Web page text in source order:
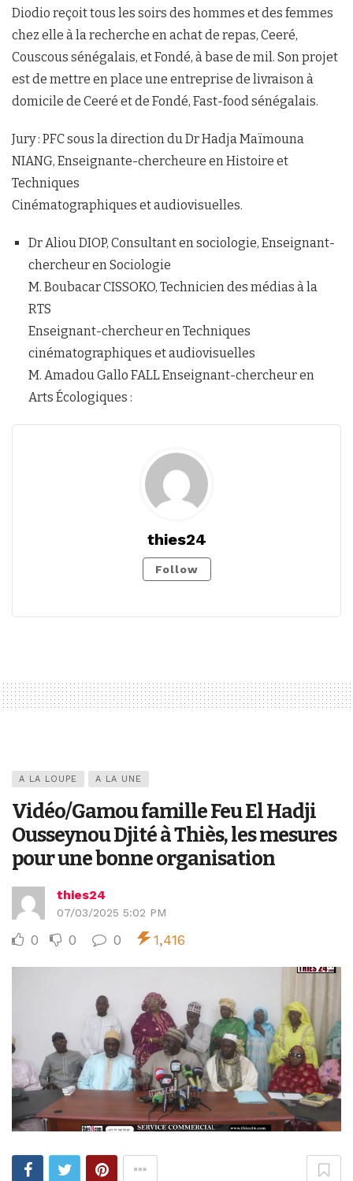
Diodio reçoit tous les soirs des hommes et des femmes
chez elle à la recherche en achat de repas, Ceeré,
Couscous sénégalais, et Fondé, à base de mil. Son projet
est de mettre en place une entreprise de livraison à
domicile de Ceeré et de Fondé, Fast-food sénégalais.
Jury : PFC sous la direction du Dr Hadja Maïmouna
NIANG, Enseignante-chercheure en Histoire et
Techniques
Cinématographiques et audiovisuelles.
Dr Aliou DIOP, Consultant en sociologie, Enseignant-
chercheur en Sociologie
M. Boubacar CISSOKO, Technicien des médias à la
RTS
Enseignant-chercheur en Techniques
cinématographiques et audiovisuelles
M. Amadou Gallo FALL Enseignant-chercheur en
Arts Écologiques :
thies24
Follow
A LA LOUPE A LA UNE
Vidéo/Gamou famille Feu El Hadji
Ousseynou Djité à Thiès, les mesures
pour une bonne organisation
thies24
07/03/2025 5:02 PM
0 0 0 1,416